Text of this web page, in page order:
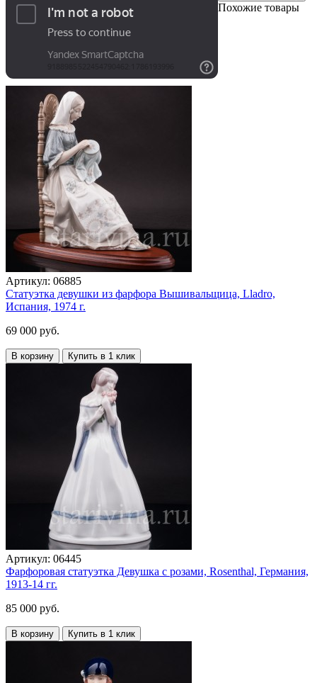
Похожие товары
Артикул: 06885
Статуэтка девушки из фарфора Вышивальщица, Lladro,
Испания, 1974 г.
69 000 руб.
В корзину Купить в 1 клик
Артикул: 06445
Фарфоровая статуэтка Девушка с розами, Rosenthal, Германия,
1913-14 гг.
85 000 руб.
В корзину Купить в 1 клик